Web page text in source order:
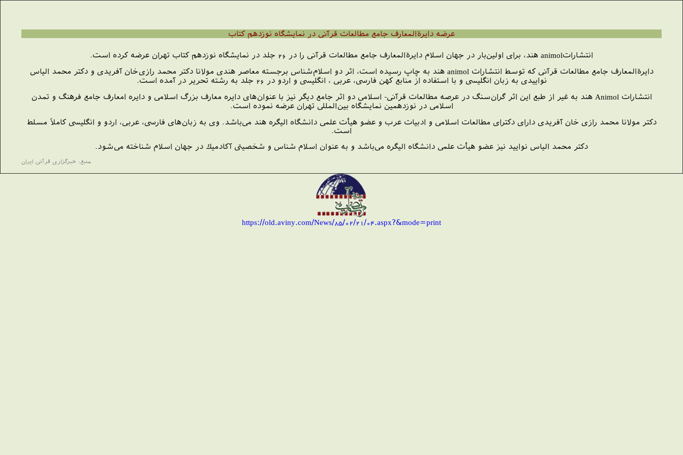
عرضه دايرة‌المعارف جامع مطالعات قرآنی در نمايشگاه نوزدهم کتاب
انتشاراتanimol هند، برای اولين‌بار در جهان اسلام دايرة‌المعارف جامع مطالعات قرآنی را در 26 جلد در نمایشگاه نوزدهم کتاب تهران عرضه کرده است.
دايرة‌المعارف جامع مطالعات قرآنی که توسط انتشارات animol هند به چاپ رسیده است، اثر دو اسلام‌شناس برجسته معاصر هندی مولانا دكتر محمد رازی‌خان آفريدی و دكتر محمد الياس
نواييدی به زبان انگليسی و با استفاده از منابع كهن فارسی، عربی ، انگليسی و اردو در 26 جلد به رشته تحرير در آمده است.
انتشارات Animol هند به غیر از طبع این اثر گران‌سنگ در عرصه مطالعات قرآنی- اسلامی دو اثر جامع ديگر نيز با عنوان‌های دايره معارف بزرگ اسلامی و دايره امعارف جامع فرهنگ و تمدن
اسلامی در نوزدهمين نمايشگاه بين‌‌المللی تهران عرضه نموده است.
دكتر مولانا محمد رازی خان آفريدی دارای دكترای مطالعات اسلامی و ادبيات عرب و عضو هيأت علمی دانشگاه اليگره هند می‌باشد. وی به زبان‌های فارسی، عربی، اردو و انگليسی کاملاً مسلط
است.
دكتر محمد الياس نواييد نيز عضو هيأت علمی دانشگاه الیگره می‌باشد و به عنوان اسلام شناس و شخصيتی آكادميك در جهان اسلام شناخته می‌شود.
منبع: خبرگزاری قرآنی ایران
https://old.aviny.com/News/85/02/21/04.aspx?&mode=print